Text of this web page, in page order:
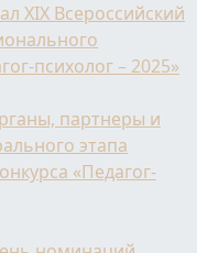
XIX Всероссийский
психолог – 2025»
партнеры и
этапа
«Педагог-